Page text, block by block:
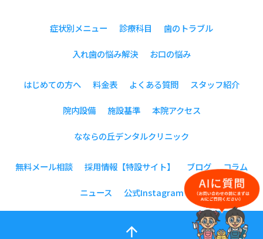
症状別メニュー 診療科目 歯のトラブル
入れ歯の悩み解決 お口の悩み
はじめての方へ 料金表 よくある質問 スタッフ紹介
院内設備 施設基準 本院アクセス
なならの丘デンタルクリニック
無料メール相談 採用情報【特設サイト】 ブログ コラム
ニュース 公式Instagram
arrow_upward